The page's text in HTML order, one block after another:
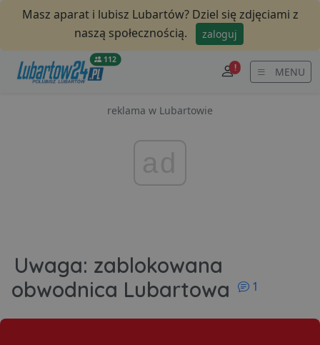
Masz aparat i lubisz Lubartów? Dziel się zdjęciami z
naszą społecznością.
zaloguj
112
! MENU
reklama w Lubartowie
Uwaga: zablokowana
obwodnica Lubartowa
1